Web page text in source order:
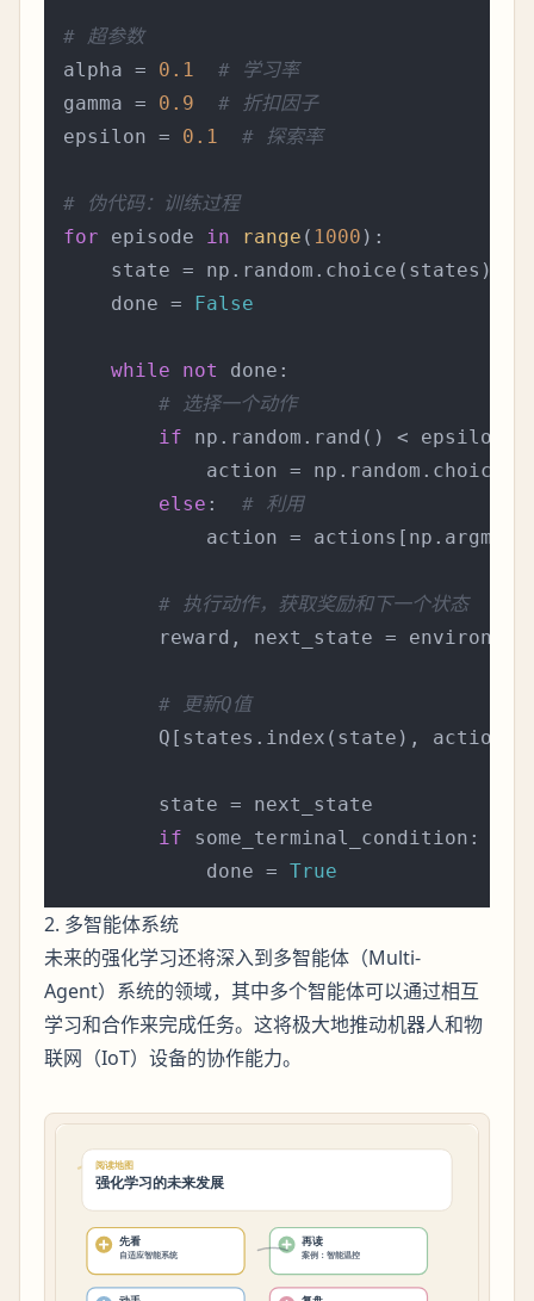
# 超参数
alpha = 0.1
# 学习率
gamma = 0.9
# 折扣因子
epsilon = 0.1 # 探索率
# 伪代码：训练过程
for episode in range ( 1000 ):
    state = np.random.choice(states)
    done =
False
while not
done:
# 选择一个动作
if np.random.rand() <
action =
else : # 利用
action =
# 执行动作，获取奖励和下一个状态
reward, next_state =
# 更新Q值
Q[states.index(state),
        state = next_state
if some_terminal_condition:
            done =
True
2. 多智能体系统
未来的强化学习还将深入到多智能体（Multi-
Agent）系统的领域，其中多个智能体可以通过相互
学习和合作来完成任务。这将极大地推动机器人和物
联网（IoT）设备的协作能力。